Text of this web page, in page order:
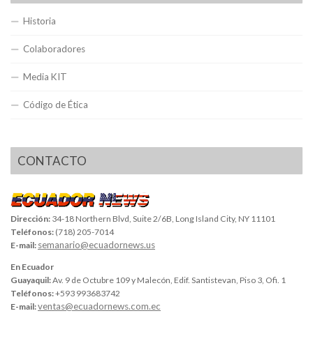
Historia
Colaboradores
Media KIT
Código de Ética
CONTACTO
Dirección: 34-18 Northern Blvd, Suite 2/6B, Long Island City, NY 11101
Teléfonos: (718) 205-7014
E-mail: semanario@ecuadornews.us
En Ecuador
Guayaquil:Av. 9 de Octubre 109 y Malecón, Edif. Santistevan, Piso 3, Ofi. 1
Teléfonos:+593 993683742
E-mail:ventas@ecuadornews.com.ec